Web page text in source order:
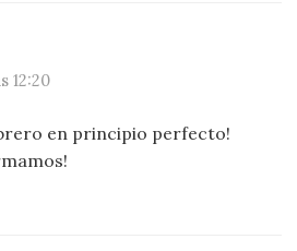
12:20
en principio perfecto!